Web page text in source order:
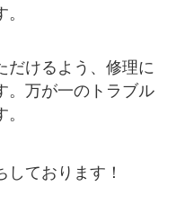
だけるよう、修理に
。万が一のトラブル
ております！